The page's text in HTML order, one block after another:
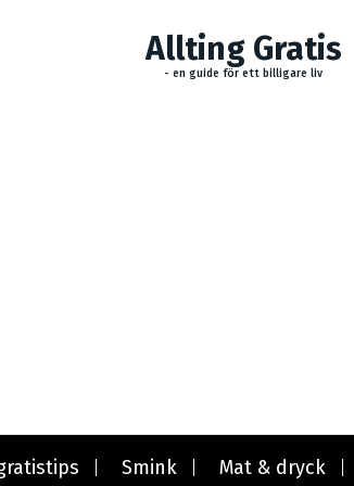
Allting Gratis
- en guide för ett billigare liv
Smink Mat & dryck